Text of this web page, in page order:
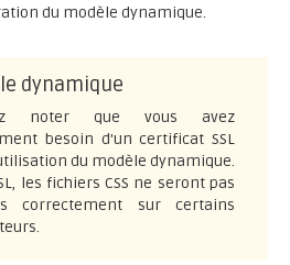
du modèle dynamique.
dynamique
noter que vous avez
besoin d'un certificat SSL
du modèle dynamique.
les fichiers CSS ne seront pas
correctement sur certains